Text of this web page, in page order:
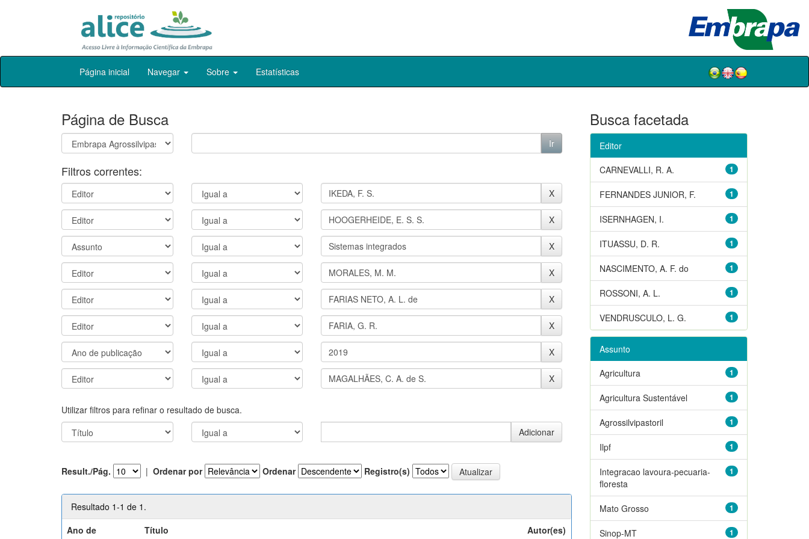
Skip
Página inicial Navegar Sobre Estatísticas
Página de Busca
Filtros correntes:
Utilizar filtros para refinar o resultado de busca.
Result./Pág. | Ordenar por Ordenar Registro(s)
Resultado 1-1 de 1.
Ano de
Título Autor(es)
Busca facetada
Editor
1
CARNEVALLI, R. A.
1
FERNANDES JUNIOR, F.
1
ISERNHAGEN, I.
1
ITUASSU, D. R.
1
NASCIMENTO, A. F. do
1
ROSSONI, A. L.
1
VENDRUSCULO, L. G.
Assunto
1
Agricultura
1
Agricultura Sustentável
1
Agrossilvipastoril
1
Ilpf
1
Integracao lavoura-pecuaria-
floresta
1
Mato Grosso
1
Sinop-MT